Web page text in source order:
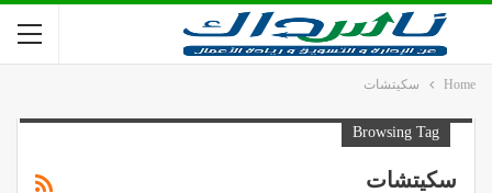
Home سكيتشات
Browsing Tag
سكيتشات